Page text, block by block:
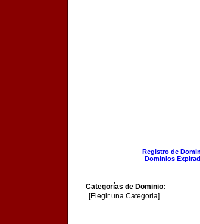
Registro de
Dominios
Categorías de Dominio: